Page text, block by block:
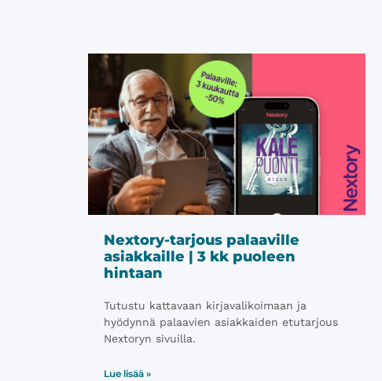
Nextory-tarjous palaaville
asiakkaille | 3 kk puoleen
hintaan
Tutustu kattavaan kirjavalikoimaan ja
hyödynnä palaavien asiakkaiden etutarjous
Nextoryn sivuilla.
Lue lisää »